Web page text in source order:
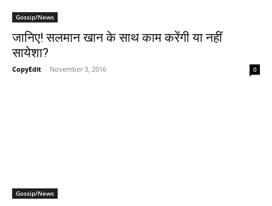
Gossip/News
जानिए! सलमान खान के साथ काम करेंगी या नहीं
सायेशा?
CopyEdit - November 3, 2016 0
Gossip/News